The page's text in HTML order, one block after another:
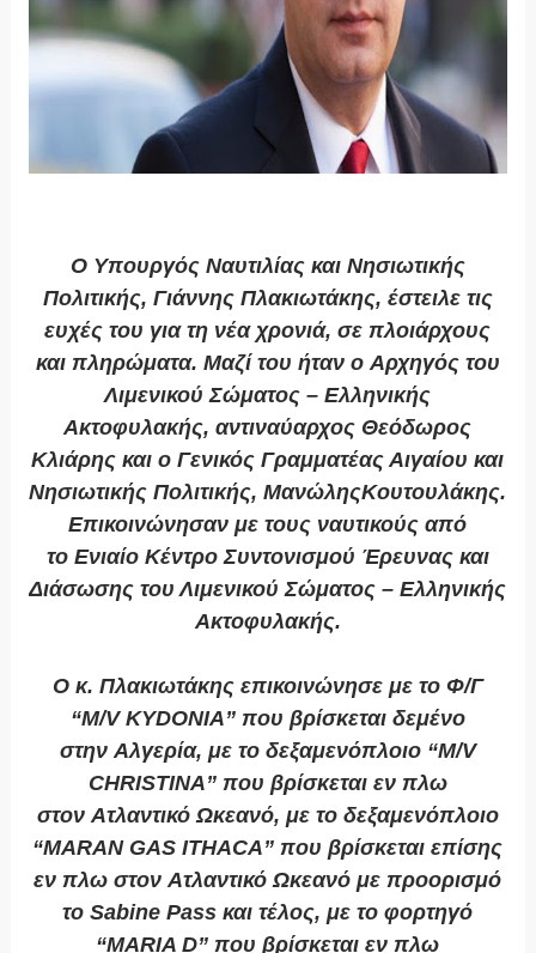
Ο Υπουργός Ναυτιλίας και Νησιωτικής
Πολιτικής, Γιάννης Πλακιωτάκης, έστειλε τις
ευχές του για τη νέα χρονιά, σε πλοιάρχους
και πληρώματα. Μαζί του ήταν ο Αρχηγός του
Λιμενικού Σώματος – Ελληνικής
Ακτοφυλακής, αντιναύαρχος Θεόδωρος
Κλιάρης και ο Γενικός Γραμματέας Αιγαίου και
Νησιωτικής Πολιτικής, ΜανώληςΚουτουλάκης.
Επικοινώνησαν με τους ναυτικούς από
το Ενιαίο Κέντρο Συντονισμού Έρευνας και
Διάσωσης του Λιμενικού Σώματος – Ελληνικής
Ακτοφυλακής.
Ο κ. Πλακιωτάκης επικοινώνησε με το Φ/Γ
“M/V KYDONIA” που βρίσκεται δεμένο
στην Αλγερία, με το δεξαμενόπλοιο “M/V
CHRISTINA” που βρίσκεται εν πλω
στον Ατλαντικό Ωκεανό, με το δεξαμενόπλοιο
“MARAN GAS ITHACA” που βρίσκεται επίσης
εν πλω στον Ατλαντικό Ωκεανό με προορισμό
το Sabine Pass και τέλος, με το φορτηγό
“MARIA D” που βρίσκεται εν πλω